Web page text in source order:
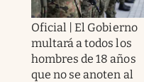
Oficial | El Gobierno
multará a todos los
hombres de 18 años
que no se anoten al